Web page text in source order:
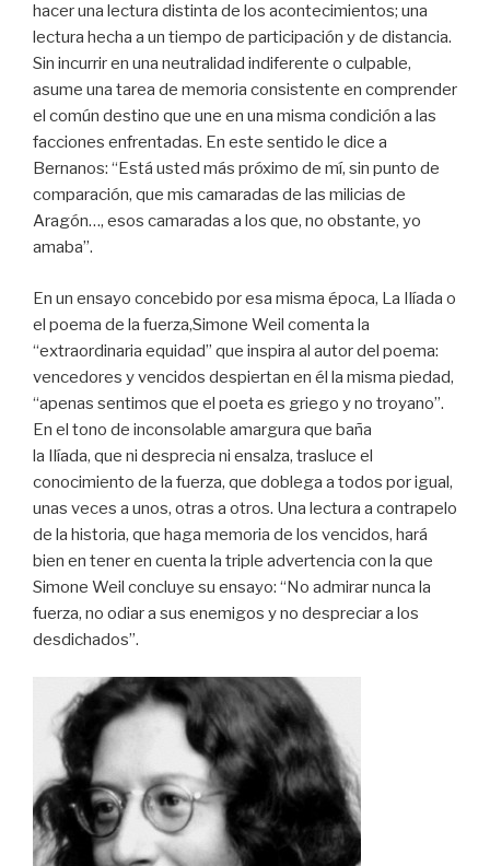
hacer una lectura distinta de los acontecimientos; una
lectura hecha a un tiempo de participación y de distancia.
Sin incurrir en una neutralidad indiferente o culpable,
asume una tarea de memoria consistente en comprender
el común destino que une en una misma condición a las
facciones enfrentadas. En este sentido le dice a
Bernanos: “Está usted más próximo de mí, sin punto de
comparación, que mis camaradas de las milicias de
Aragón…, esos camaradas a los que, no obstante, yo
amaba”.
En un ensayo concebido por esa misma época, La Ilíada o
el poema de la fuerza,Simone Weil comenta la
“extraordinaria equidad” que inspira al autor del poema:
vencedores y vencidos despiertan en él la misma piedad,
“apenas sentimos que el poeta es griego y no troyano”.
En el tono de inconsolable amargura que baña
la Ilíada, que ni desprecia ni ensalza, trasluce el
conocimiento de la fuerza, que doblega a todos por igual,
unas veces a unos, otras a otros. Una lectura a contrapelo
de la historia, que haga memoria de los vencidos, hará
bien en tener en cuenta la triple advertencia con la que
Simone Weil concluye su ensayo: “No admirar nunca la
fuerza, no odiar a sus enemigos y no despreciar a los
desdichados”.